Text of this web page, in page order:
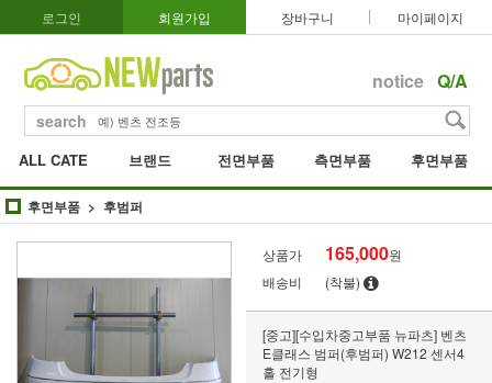
로그인 회원가입 장바구니 마이페이지
notice Q/A
search
ALL CATE 브랜드 전면부품 측면부품 후면부품
후면부품 후범퍼
상품가 165,000원
배송비
(착불)
[중고][수입차중고부품 뉴파츠] 벤츠
E클래스 범퍼(후범퍼) W212 센서4
홀 전기형